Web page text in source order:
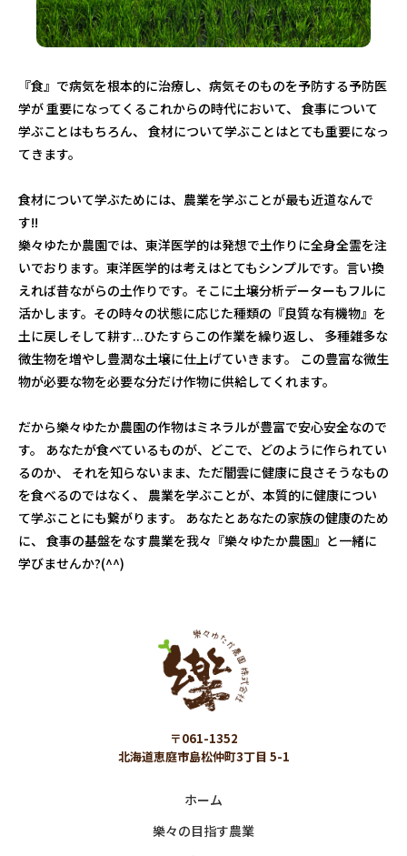
『食』で病気を根本的に治療し、病気そのものを予防する予防医
学が 重要になってくるこれからの時代において、 食事について
学ぶことはもちろん、 食材について学ぶことはとても重要になっ
てきます。
食材について学ぶためには、農業を学ぶことが最も近道なんで
す!!
樂々ゆたか農園では、東洋医学的は発想で土作りに全身全霊を注
いでおります。東洋医学的は考えはとてもシンプルです。言い換
えれば昔ながらの土作りです。そこに土壌分析データーもフルに
活かします。その時々の状態に応じた種類の『良質な有機物』を
土に戻しそして耕す...ひたすらこの作業を繰り返し、 多種雑多な
微生物を増やし豊潤な土壌に仕上げていきます。 この豊富な微生
物が必要な物を必要な分だけ作物に供給してくれます。
だから樂々ゆたか農園の作物はミネラルが豊富で安心安全なので
す。 あなたが食べているものが、どこで、どのように作られてい
るのか、 それを知らないまま、ただ闇雲に健康に良さそうなもの
を食べるのではなく、 農業を学ぶことが、本質的に健康につい
て学ぶことにも繋がります。 あなたとあなたの家族の健康のため
に、 食事の基盤をなす農業を我々『樂々ゆたか農園』と一緒に
学びませんか?(^^)
〒061-1352
北海道恵庭市島松仲町3丁目 5-1
ホーム
樂々の目指す農業